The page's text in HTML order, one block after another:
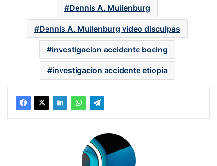
Dennis A. Muilenburg
Dennis A. Muilenburg video disculpas
investigacion accidente boeing
investigacion accidente etiopia